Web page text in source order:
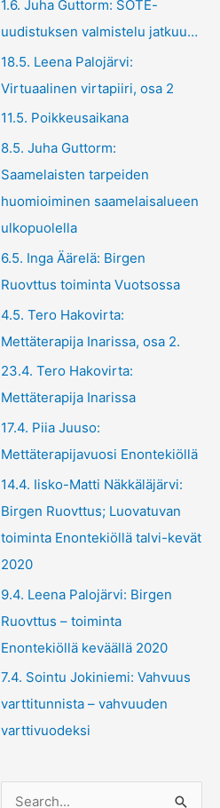
1.6. Juha Guttorm: SOTE-
uudistuksen valmistelu jatkuu…
18.5. Leena Palojärvi:
Virtuaalinen virtapiiri, osa 2
11.5. Poikkeusaikana
8.5. Juha Guttorm:
Saamelaisten tarpeiden
huomioiminen saamelaisalueen
ulkopuolella
6.5. Inga Äärelä: Birgen
Ruovttus toiminta Vuotsossa
4.5. Tero Hakovirta:
Mettäterapija Inarissa, osa 2.
23.4. Tero Hakovirta:
Mettäterapija Inarissa
17.4. Piia Juuso:
Mettäterapijavuosi Enontekiöllä
14.4. Iisko-Matti Näkkäläjärvi:
Birgen Ruovttus; Luovatuvan
toiminta Enontekiöllä talvi-kevät
2020
9.4. Leena Palojärvi: Birgen
Ruovttus – toiminta
Enontekiöllä keväällä 2020
7.4. Sointu Jokiniemi: Vahvuus
varttitunnista – vahvuuden
varttivuodeksi